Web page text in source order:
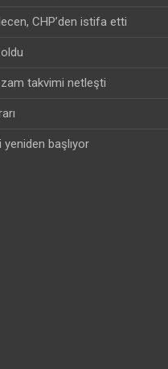
CHP’den istifa etti
takvimi netleşti
başlıyor